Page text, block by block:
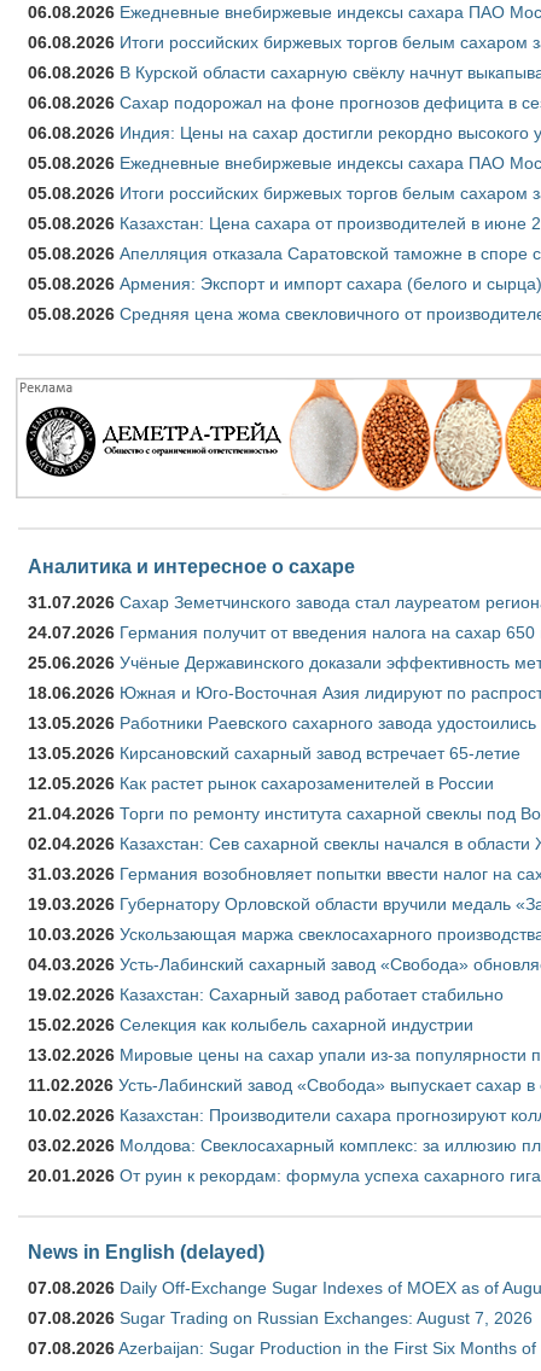
06.08.2026 Ежедневные внебиржевые индексы сахара ПАО
06.08.2026 Итоги российских биржевых торгов белым сахаром
06.08.2026 В Курской области сахарную свёклу начнут
06.08.2026 Сахар подорожал на фоне прогнозов дефицита в
06.08.2026 Индия: Цены на сахар достигли рекордно высокого
05.08.2026 Ежедневные внебиржевые индексы сахара ПАО
05.08.2026 Итоги российских биржевых торгов белым сахаром
05.08.2026 Казахстан: Цена сахара от производителей в июне
05.08.2026 Апелляция отказала Саратовской таможне в
05.08.2026 Армения: Экспорт и импорт сахара (белого и
05.08.2026 Средняя цена жома свекловичного от
Аналитика и интересное о сахаре
31.07.2026 Сахар Земетчинского завода стал лауреатом
24.07.2026 Германия получит от введения налога на сахар
25.06.2026 Учёные Державинского доказали эффективность
18.06.2026 Южная и Юго-Восточная Азия лидируют по
13.05.2026 Работники Раевского сахарного завода удостоились
13.05.2026 Кирсановский сахарный завод встречает 65-летие
12.05.2026 Как растет рынок сахарозаменителей в России
21.04.2026 Торги по ремонту института сахарной свеклы под
02.04.2026 Казахстан: Сев сахарной свеклы начался в области
31.03.2026 Германия возобновляет попытки ввести налог на
19.03.2026 Губернатору Орловской области вручили медаль
10.03.2026 Ускользающая маржа свеклосахарного
04.03.2026 Усть-Лабинский сахарный завод «Свобода»
19.02.2026 Казахстан: Сахарный завод работает стабильно
15.02.2026 Селекция как колыбель сахарной индустрии
13.02.2026 Мировые цены на сахар упали из-за популярности
11.02.2026 Усть-Лабинский завод «Свобода» выпускает сахар в
10.02.2026 Казахстан: Производители сахара прогнозируют
03.02.2026 Молдова: Свеклосахарный комплекс: за иллюзию
20.01.2026 От руин к рекордам: формула успеха сахарного
News in English (delayed)
07.08.2026 Daily Off-Exchange Sugar Indexes of MOEX as of
07.08.2026 Sugar Trading on Russian Exchanges: August 7, 2026
07.08.2026Azerbaijan: Sugar Production in the First Six Months of